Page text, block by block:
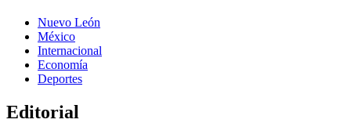
Nuevo León
México
Internacional
Economía
Deportes
Editorial